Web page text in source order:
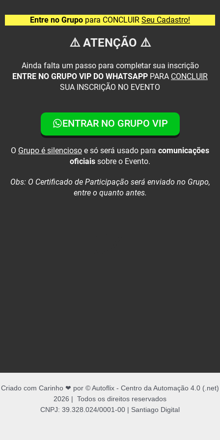
para
Entre no Grupo para CONCLUIR Seu Cadastro!
⚠️ ATENÇÃO ⚠️
Ainda falta um passo para completar sua inscrição
ENTRE NO GRUPO VIP DO WHATSAPP PARA CONCLUIR
SUA INSCRIÇÃO NO EVENTO
ENTRAR NO GRUPO VIP
O Grupo é silencioso e só será usado para comunicações
oficiais sobre o Evento.
Obs: O Certificado de Participação será enviado no Grupo,
entre o quanto antes.
Criado com Carinho ❤ por © Autoflix - Centro da Automação 4.0 (.net)
2026 | Todos os direitos reservados
CNPJ: 39.328.024/0001-00 | Santiago Digital